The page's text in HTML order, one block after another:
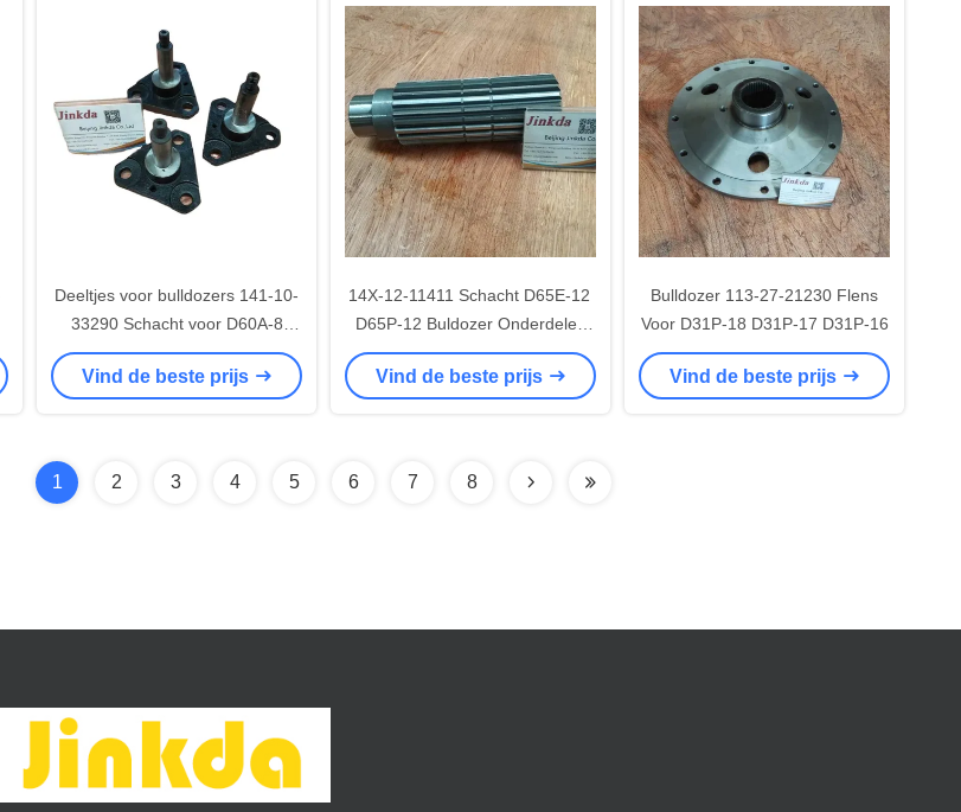
Deeltjes voor bulldozers 141-10-
33290 Schacht voor D60A-8
Bulldozer Transmissieonderdelen
Vind de beste prijs
14X-12-11411 Schacht D65E-12
D65P-12 Buldozer Onderdelen
Originele
Vind de beste prijs
Bulldozer 113-27-21230 Flens
Voor D31P-18 D31P-17 D31P-16
Vind de beste prijs
1 2 3 4 5 6 7 8